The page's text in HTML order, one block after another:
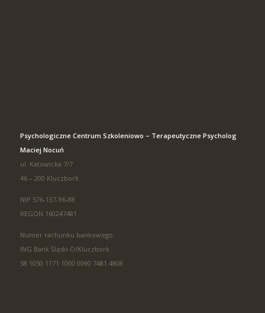
Psychologiczne Centrum Szkoleniowo – Terapeutyczne Psycholog
Maciej Nocuń
ul. Katowicka 7/7
46 – 200 Kluczbork
NIP 576-137-96-88
REGON 160247481
Numer rachunku bankowego:
ING Bank Śląski O/Kluczbork
58 1050 1171 1000 0090 7481 4808